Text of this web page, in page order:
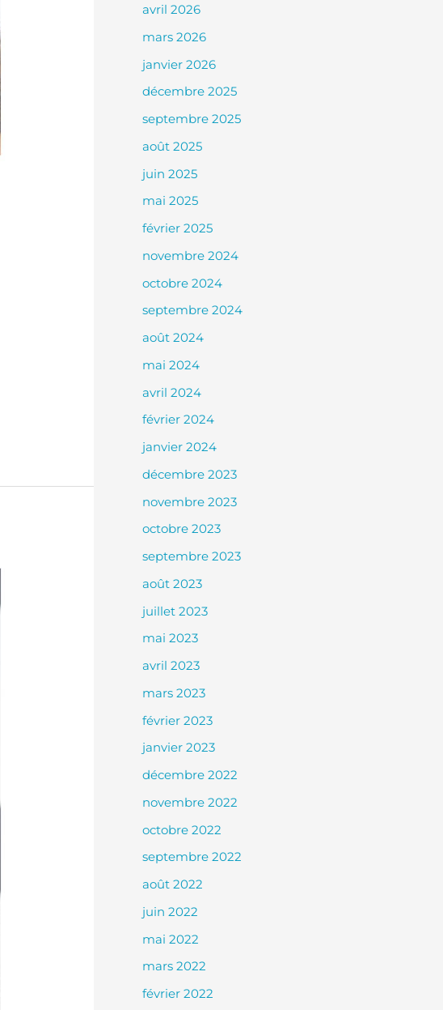
avril 2026
mars 2026
janvier 2026
décembre 2025
septembre 2025
août 2025
juin 2025
mai 2025
février 2025
novembre 2024
octobre 2024
septembre 2024
août 2024
mai 2024
avril 2024
février 2024
janvier 2024
décembre 2023
novembre 2023
octobre 2023
septembre 2023
août 2023
juillet 2023
mai 2023
avril 2023
mars 2023
février 2023
janvier 2023
décembre 2022
novembre 2022
octobre 2022
septembre 2022
août 2022
juin 2022
mai 2022
mars 2022
février 2022